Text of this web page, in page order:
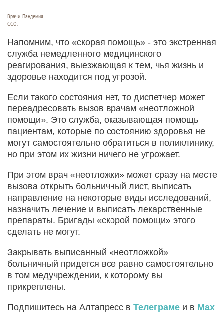
Врачи. Пандемия
ССО.
Напомним, что «скорая помощь» - это экстренная
служба немедленного медицинского
реагирования, выезжающая к тем, чья жизнь и
здоровье находится под угрозой.
Если такого состояния нет, то диспетчер может
переадресовать вызов врачам «неотложной
помощи». Это служба, оказывающая помощь
пациентам, которые по состоянию здоровья не
могут самостоятельно обратиться в поликлинику,
но при этом их жизни ничего не угрожает.
При этом врач «неотложки» может сразу на месте
вызова открыть больничный лист, выписать
направление на некоторые виды исследований,
назначить лечение и выписать лекарственные
препараты. Бригады «скорой помощи» этого
сделать не могут.
Закрывать выписанный «неотложкой»
больничный придется все равно самостоятельно
в том медучреждении, к которому вы
прикреплены.
Подпишитесь на Алтапресс в Телеграме и в Max